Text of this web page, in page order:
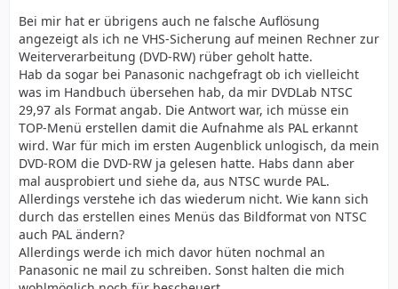
Bei mir hat er übrigens auch ne falsche Auflösung
angezeigt als ich ne VHS-Sicherung auf meinen Rechner zur
Weiterverarbeitung (DVD-RW) rüber geholt hatte.
Hab da sogar bei Panasonic nachgefragt ob ich vielleicht
was im Handbuch übersehen hab, da mir DVDLab NTSC
29,97 als Format angab. Die Antwort war, ich müsse ein
TOP-Menü erstellen damit die Aufnahme als PAL erkannt
wird. War für mich im ersten Augenblick unlogisch, da mein
DVD-ROM die DVD-RW ja gelesen hatte. Habs dann aber
mal ausprobiert und siehe da, aus NTSC wurde PAL.
Allerdings verstehe ich das wiederum nicht. Wie kann sich
durch das erstellen eines Menüs das Bildformat von NTSC
auch PAL ändern?
Allerdings werde ich mich davor hüten nochmal an
Panasonic ne mail zu schreiben. Sonst halten die mich